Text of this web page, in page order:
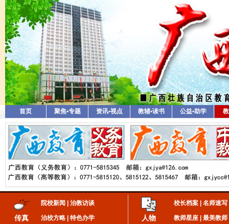
首页 聚焦•专题 资讯•视点 教辅•读书 公益•助学
传真
院校新闻 治教访谈
治校方略 特色办学 人物
校长档案 名师速写
教师星座 最美教师